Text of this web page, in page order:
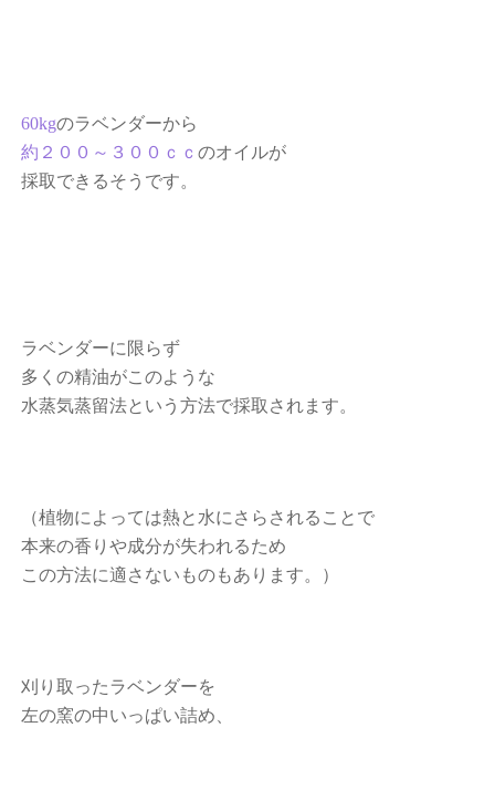
60kgのラベンダーから
約２００～３００ｃｃのオイルが
採取できるそうです。
ラベンダーに限らず
多くの精油がこのような
水蒸気蒸留法という方法で採取されます。
（植物によっては熱と水にさらされることで
本来の香りや成分が失われるため
この方法に適さないものもあります。）
刈り取ったラベンダーを
左の窯の中いっぱい詰め、